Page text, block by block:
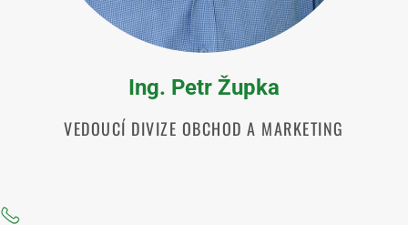
Ing. Petr Župka
VEDOUCÍ DIVIZE OBCHOD A MARKETING